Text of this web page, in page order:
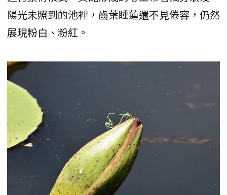
陽光未照到的池裡，齒葉睡蓮還不見倦容，仍然
展現粉白、粉紅。